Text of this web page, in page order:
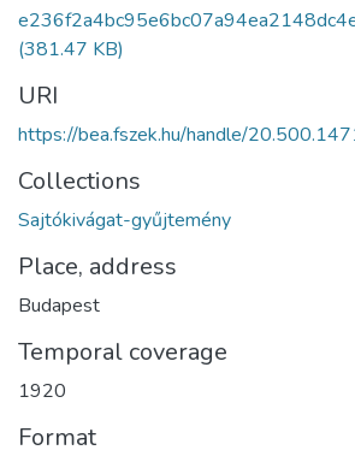
(381.47 KB)
URI
https://bea.fszek.hu/handle/
Collections
Sajtókivágat-gyűjtemény
Place, address
Budapest
Temporal coverage
1920
Format